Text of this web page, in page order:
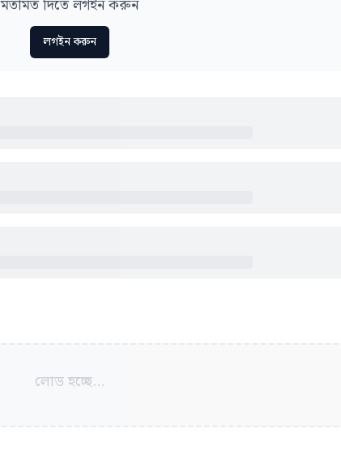
মতামত দিতে লগইন করুন
লগইন করুন
লোড হচ্ছে...